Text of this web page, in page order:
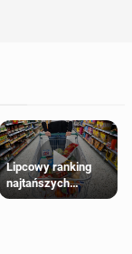
Lipcowy ranking
najtańszych
supermarketów